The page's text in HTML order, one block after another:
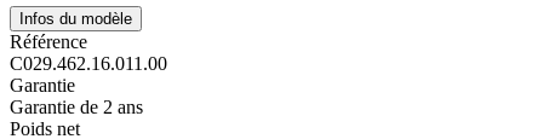
Infos du modèle
Référence
C029.462.16.011.00
Garantie
Garantie de 2 ans
Poids net